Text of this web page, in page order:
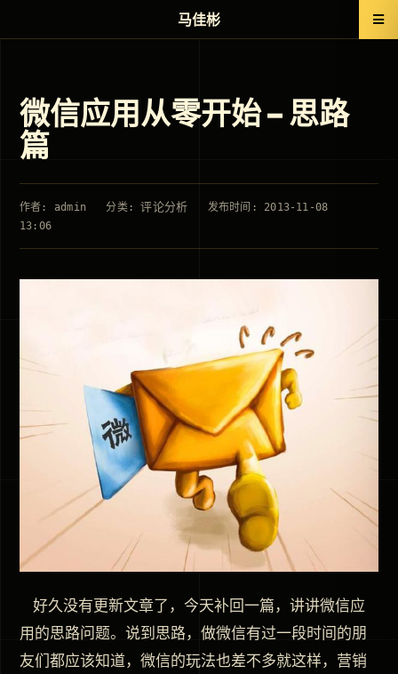
微信应用从零开始 – 思路
篇
作者: admin 分类:评论分析
发布时间: 2013-11-08
13:06
好久没有更新文章了，今天补回一篇，讲讲微信应
用的思路问题。说到思路，做微信有过一段时间的朋
友们都应该知道，微信的玩法也差不多就这样，营销
马佳彬